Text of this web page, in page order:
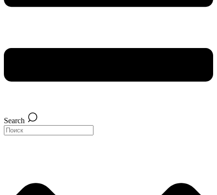
Search